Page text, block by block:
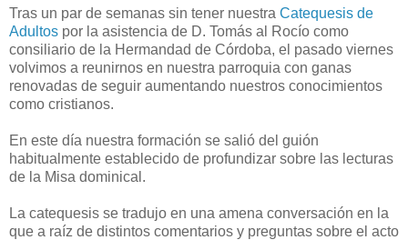
Tras un par de semanas sin tener nuestra Catequesis de
Adultos por la asistencia de D. Tomás al Rocío como
consiliario de la Hermandad de Córdoba, el pasado viernes
volvimos a reunirnos en nuestra parroquia con ganas
renovadas de seguir aumentando nuestros conocimientos
como cristianos.
En este día nuestra formación se salió del guión
habitualmente establecido de profundizar sobre las lecturas
de la Misa dominical.
La catequesis se tradujo en una amena conversación en la
que a raíz de distintos comentarios y preguntas sobre el acto